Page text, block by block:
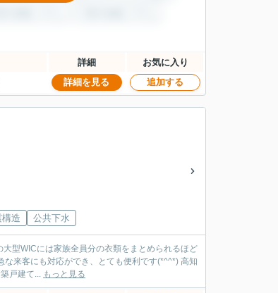
詳細 お気に入り
詳細を見る 追加する
造 公共下水
型WICには家族全員分の衣類をまとめられるほど
来客にも対応ができ、とても便利です(*^^*) 高知
戸建て... もっと見る